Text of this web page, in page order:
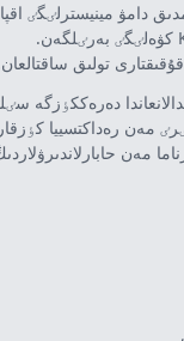
دامۋ مينيسترلٸگٸ
تولىق
دەرەككٶزگە
مەن رەداكتسييا
مەن